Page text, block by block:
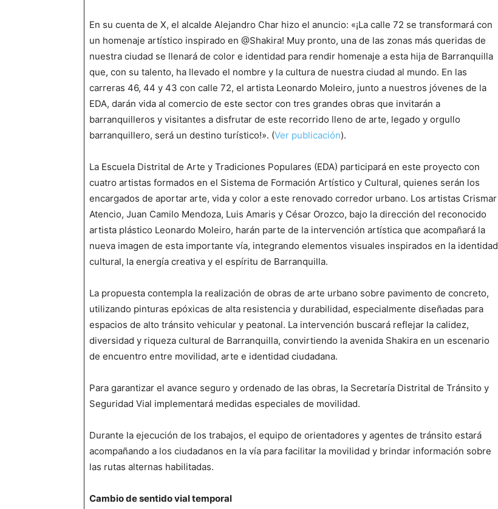
En su cuenta de X, el alcalde Alejandro Char hizo el anuncio: «¡La calle 72 se transformará con
un homenaje artístico inspirado en @Shakira! Muy pronto, una de las zonas más queridas de
nuestra ciudad se llenará de color e identidad para rendir homenaje a esta hija de Barranquilla
que, con su talento, ha llevado el nombre y la cultura de nuestra ciudad al mundo. En las
carreras 46, 44 y 43 con calle 72, el artista Leonardo Moleiro, junto a nuestros jóvenes de la
EDA, darán vida al comercio de este sector con tres grandes obras que invitarán a
barranquilleros y visitantes a disfrutar de este recorrido lleno de arte, legado y orgullo
barranquillero, será un destino turístico!». (Ver publicación).
La Escuela Distrital de Arte y Tradiciones Populares (EDA) participará en este proyecto con
cuatro artistas formados en el Sistema de Formación Artístico y Cultural, quienes serán los
encargados de aportar arte, vida y color a este renovado corredor urbano. Los artistas Crismar
Atencio, Juan Camilo Mendoza, Luis Amaris y César Orozco, bajo la dirección del reconocido
artista plástico Leonardo Moleiro, harán parte de la intervención artística que acompañará la
nueva imagen de esta importante vía, integrando elementos visuales inspirados en la identidad
cultural, la energía creativa y el espíritu de Barranquilla.
La propuesta contempla la realización de obras de arte urbano sobre pavimento de concreto,
utilizando pinturas epóxicas de alta resistencia y durabilidad, especialmente diseñadas para
espacios de alto tránsito vehicular y peatonal. La intervención buscará reflejar la calidez,
diversidad y riqueza cultural de Barranquilla, convirtiendo la avenida Shakira en un escenario
de encuentro entre movilidad, arte e identidad ciudadana.
Para garantizar el avance seguro y ordenado de las obras, la Secretaría Distrital de Tránsito y
Seguridad Vial implementará medidas especiales de movilidad.
Durante la ejecución de los trabajos, el equipo de orientadores y agentes de tránsito estará
acompañando a los ciudadanos en la vía para facilitar la movilidad y brindar información sobre
las rutas alternas habilitadas.
Cambio de sentido vial temporal